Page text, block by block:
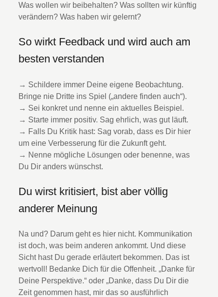
Was wollen wir beibehalten? Was sollten wir künftig
verändern? Was haben wir gelernt?
So wirkt Feedback und wird auch am
besten verstanden
→ Schildere immer Deine eigene Beobachtung.
Bringe nie Dritte ins Spiel („andere finden auch“).
→ Sei konkret und nenne ein aktuelles Beispiel.
→ Starte immer positiv. Sag ehrlich, was gut läuft.
→ Falls Du Kritik hast: Sag vorab, dass es Dir hier
um eine Verbesserung für die Zukunft geht.
→ Nenne mögliche Lösungen oder benenne, was
Du Dir anders wünschst.
Du wirst kritisiert, bist aber völlig
anderer Meinung
Na und? Darum geht es hier nicht. Kommunikation
ist doch, was beim anderen ankommt. Und diese
Sicht hast Du gerade erläutert bekommen. Das ist
wertvoll! Bedanke Dich für die Offenheit. „Danke für
Deine Perspektive.“ oder „Danke, dass Du Dir die
Zeit genommen hast, mir das so ausführlich